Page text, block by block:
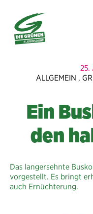
25.
ALLGEMEIN ,
Ein
den
Das langersehnte
vorgestellt. Es bringt
auch Ernüchterung.